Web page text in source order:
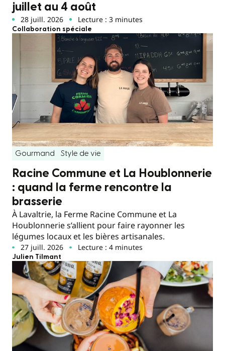
juillet au 4 août
28 juill. 2026 Lecture : 3 minutes
Collaboration spéciale
Gourmand Style de vie
Racine Commune et La Houblonnerie
: quand la ferme rencontre la
brasserie
À Lavaltrie, la Ferme Racine Commune et La
Houblonnerie s’allient pour faire rayonner les
légumes locaux et les bières artisanales.
27 juill. 2026 Lecture : 4 minutes
Julien Tilmant